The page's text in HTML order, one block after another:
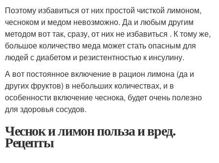
Поэтому избавиться от них простой чисткой лимоном,
чесноком и медом невозможно. Да и любым другим
методом вот так, сразу, от них не избавиться . К тому же,
большое количество меда может стать опасным для
людей с диабетом и резистентностью к инсулину.
А вот постоянное включение в рацион лимона (да и
других фруктов) в небольших количествах, и в
особенности включение чеснока, будет очень полезно
для здоровья сосудов.
Чеснок и лимон польза и вред.
Рецепты